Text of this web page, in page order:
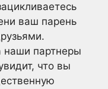
ваш парень
наши партнеры
что вы